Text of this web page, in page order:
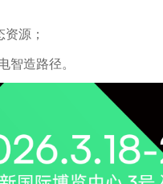
源；
智造路径。